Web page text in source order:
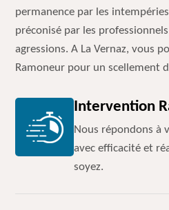
permanence par les
préconisé par les
agressions. A La Vernaz, vous
Ramoneur pour un scellement
Intervention
Nous répondons à
avec efficacité et
soyez.